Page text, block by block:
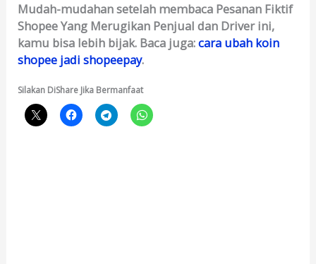
Mudah-mudahan setelah membaca Pesanan Fiktif
Shopee Yang Merugikan Penjual dan Driver ini,
kamu bisa lebih bijak. Baca juga:cara ubah koin
shopee jadi shopeepay.
Silakan DiShare Jika Bermanfaat